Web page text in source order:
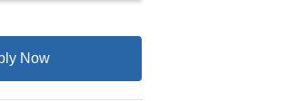
Now